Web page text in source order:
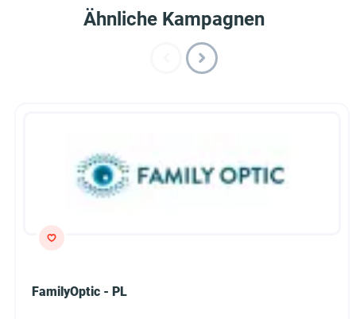
Ähnliche Kampagnen
FamilyOptic - PL